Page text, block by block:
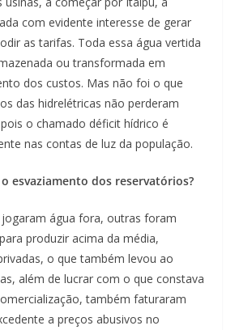
com evidente interesse de gerar
as tarifas. Toda essa água vertida
ou transformada em
dos custos. Mas não foi o que
das hidrelétricas não perderam
o chamado déficit hídrico é
nas contas de luz da população.
esvaziamento dos reservatórios?
jogaram água fora, outras foram
produzir acima da média,
o que também levou ao
além de lucrar com o que constava
também faturaram
a preços abusivos no